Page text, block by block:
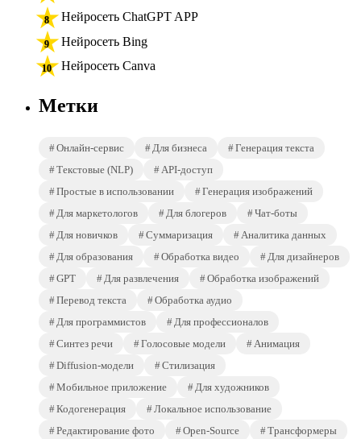
Нейросеть ChatGPT APP
Нейросеть Bing
Нейросеть Canva
Метки
Онлайн-сервис Для бизнеса
Генерация текста
Текстовые (NLP)
API-доступ
Простые в использовании
Генерация изображений
Для маркетологов
Для блогеров
Чат-боты
Для новичков
Суммаризация
Аналитика данных
Для образования
Обработка видео
Для дизайнеров
GPT
Для развлечения
Обработка изображений
Перевод текста
Обработка аудио
Для программистов
Для профессионалов
Синтез речи
Голосовые модели
Анимация
Diffusion-модели
Стилизация
Мобильное приложение
Для художников
Кодогенерация
Локальное использование
Редактирование фото
Open-Source Трансформеры